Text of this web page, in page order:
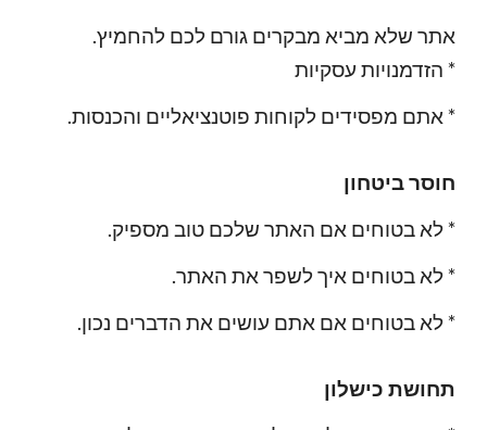
.אתר שלא מביא מבקרים גורם לכם להחמיץ
הזדמנויות עסקיות *
.אתם מפסידים לקוחות פוטנציאליים והכנסות *
חוסר ביטחון
.לא בטוחים אם האתר שלכם טוב מספיק *
.לא בטוחים איך לשפר את האתר *
.לא בטוחים אם אתם עושים את הדברים נכון *
תחושת כישלון